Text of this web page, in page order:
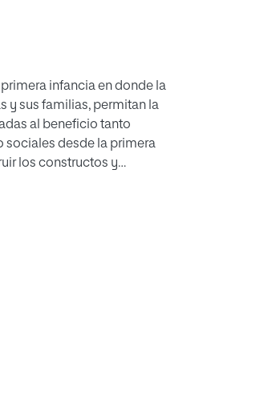
infancia en donde la
y sus familias, permitan la
al beneficio tanto
sociales desde la primera
los constructos y
propuestas de
de los entornos
Caldas.